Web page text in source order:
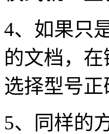
4、如果只
的文档，
选择型号
5、同样的